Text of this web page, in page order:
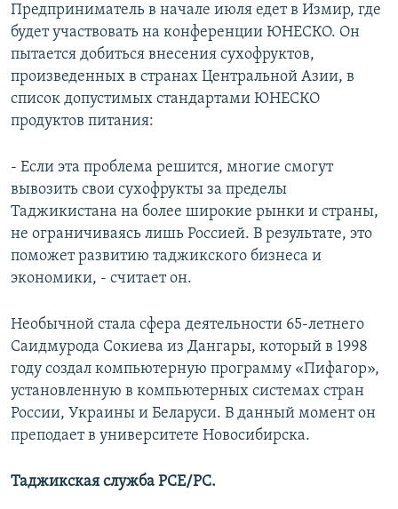
Предприниматель в начале июля едет в Измир, где
будет участвовать на конференции ЮНЕСКО. Он
пытается добиться внесения сухофруктов,
произведенных в странах Центральной Азии, в
список допустимых стандартами ЮНЕСКО
продуктов питания:
- Если эта проблема решится, многие смогут
вывозить свои сухофрукты за пределы
Таджикистана на более широкие рынки и страны,
не ограничиваясь лишь Россией. В результате, это
поможет развитию таджикского бизнеса и
экономики, - считает он.
Необычной стала сфера деятельности 65-летнего
Саидмурода Сокиева из Дангары, который в 1998
году создал компьютерную программу «Пифагор»,
установленную в компьютерных системах стран
России, Украины и Беларуси. В данный момент он
преподает в университете Новосибирска.
Таджикская служба РСЕ/РС.